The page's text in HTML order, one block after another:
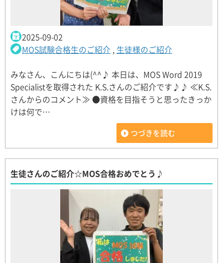
2025-09-02
MOS試験合格生のご紹介 , 生徒様のご紹介
みなさん、こんにちは(^^♪ 本日は、MOS Word 2019
Specialistを取得された K.S.さんのご紹介です♪♪ ≪K.S.
さんからのコメント≫ ●資格を目指そうと思ったきっか
けは何で…
つづきを読む
生徒さんのご紹介☆MOS合格おめでとう♪